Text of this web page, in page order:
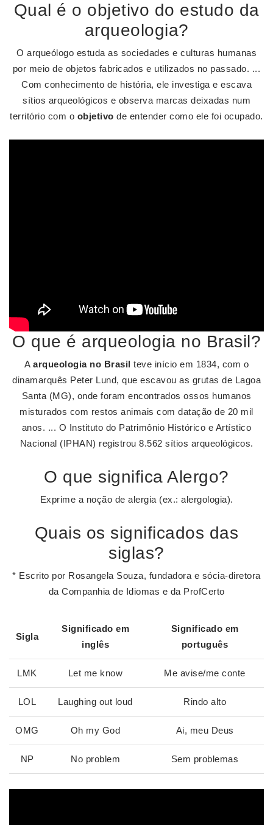
Qual é o objetivo do estudo da
arqueologia?
O arqueólogo estuda as sociedades e culturas humanas
por meio de objetos fabricados e utilizados no passado. ...
Com conhecimento de história, ele investiga e escava
sítios arqueológicos e observa marcas deixadas num
território com o objetivo de entender como ele foi ocupado.
O que é arqueologia no Brasil?
A arqueologia no Brasil teve início em 1834, com o
dinamarquês Peter Lund, que escavou as grutas de Lagoa
Santa (MG), onde foram encontrados ossos humanos
misturados com restos animais com datação de 20 mil
anos. ... O Instituto do Patrimônio Histórico e Artístico
Nacional (IPHAN) registrou 8.562 sítios arqueológicos.
O que significa Alergo?
Exprime a noção de alergia (ex.: alergologia).
Quais os significados das
siglas?
* Escrito por Rosangela Souza, fundadora e sócia-diretora
da Companhia de Idiomas e da ProfCerto
Sigla
Significado em
inglês
Significado em
português
LMK Let me know Me avise/me conte
LOL Laughing out loud Rindo alto
OMG Oh my God Ai, meu Deus
NP No problem Sem problemas